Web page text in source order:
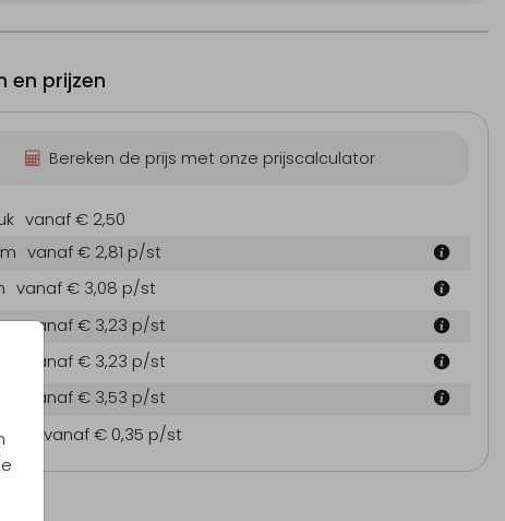
en prijzen
Bereken de prijs met onze prijscalculator
vanaf € 2,50
vanaf € 2,81 p/st
vanaf € 3,08 p/st
vanaf € 3,23 p/st
vanaf € 3,23 p/st
vanaf € 3,53 p/st
vanaf € 0,35 p/st